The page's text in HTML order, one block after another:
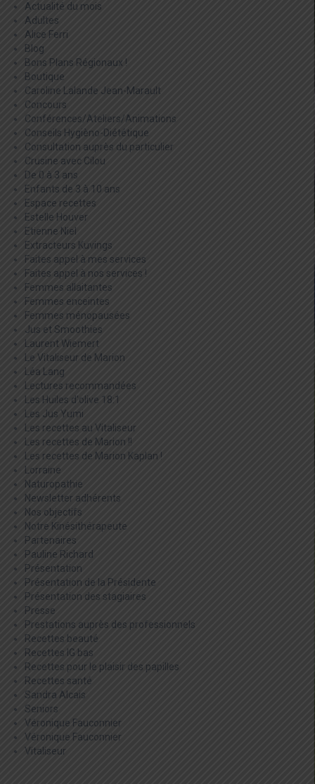
Actualité du mois
Adultes
Alice Ferri
Blog
Bons Plans Régionaux !
Boutique
Caroline Lalande Jean-Marault
Concours
Conférences/Ateliers/Animations
Conseils Hygièno-Diététique
Consultation auprès du particulier
Crusine avec Cilou
De 0 à 3 ans
Enfants de 3 à 10 ans
Espace recettes
Estelle Houver
Etienne Niel
Extracteurs Kuvings
Faites appel à mes services
Faites appel à nos services !
Femmes allaitantes
Femmes enceintes
Femmes ménopausées
Jus et Smoothies
Laurent Wiemert
Le Vitaliseur de Marion
Léa Lang
Lectures recommandées
Les Huiles d'olive 18:1
Les Jus Yumi
Les recettes au Vitaliseur
Les recettes de Marion !!
Les recettes de Marion Kaplan !
Lorraine
Naturopathie
Newsletter adhérents
Nos objectifs
Notre Kinésithérapeute
Partenaires
Pauline Richard
Présentation
Présentation de la Présidente
Présentation des stagiaires
Presse
Prestations auprès des professionnels
Recettes beauté
Recettes IG bas
Recettes pour le plaisir des papilles
Recettes santé
Sandra Alcais
Seniors
Véronique Fauconnier
Véronique Fauconnier
Vitaliseur